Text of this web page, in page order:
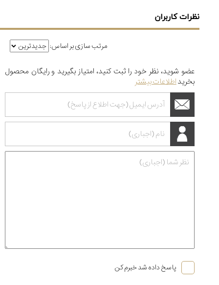
نظرات کاربران
مرتب سازی بر اساس:
عضو شوید، نظر خود را ثبت کنید، امتیاز بگیرید و رایگان محصول
بخریداطلاعات بیشتر
پاسخ داده شد خبرم کن